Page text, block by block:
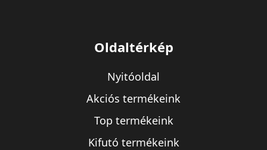
Oldaltérkép
Nyitóoldal
Akciós termékeink
Top termékeink
Kifutó termékeink